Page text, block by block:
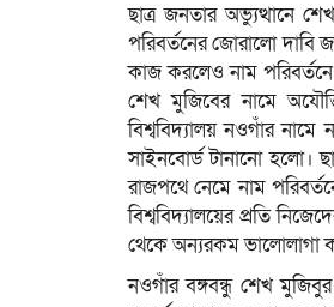
ছাত্র জনতার অভ্যুত্থানে
পরিবর্তনের জোরালো দাবি
কাজ করলেও নাম পরিবর্তনে
শেখ মুজিবের নামে
বিশ্ববিদ্যালয় নওগাঁর
সাইনবোর্ড টানানো হলো।
রাজপথে নেমে নাম
বিশ্ববিদ্যালয়ের প্রতি
থেকে অন্যরকম ভালোলাগা
নওগাঁর বঙ্গবন্ধু শেখ মুজিবুর